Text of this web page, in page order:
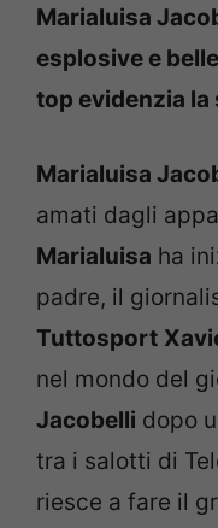
Marialuisa
esplosive e
top evidenzia la
Marialuisa
amati dagli
Marialuisa ha
padre, il
Tuttosport
nel mondo del
Jacobelli dopo
tra i salotti di
riesce a fare il